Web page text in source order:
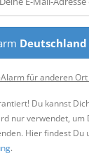
Deutschland
Alarm für anderen
Du kannst
nur verwendet, um
Hier findest Du
.